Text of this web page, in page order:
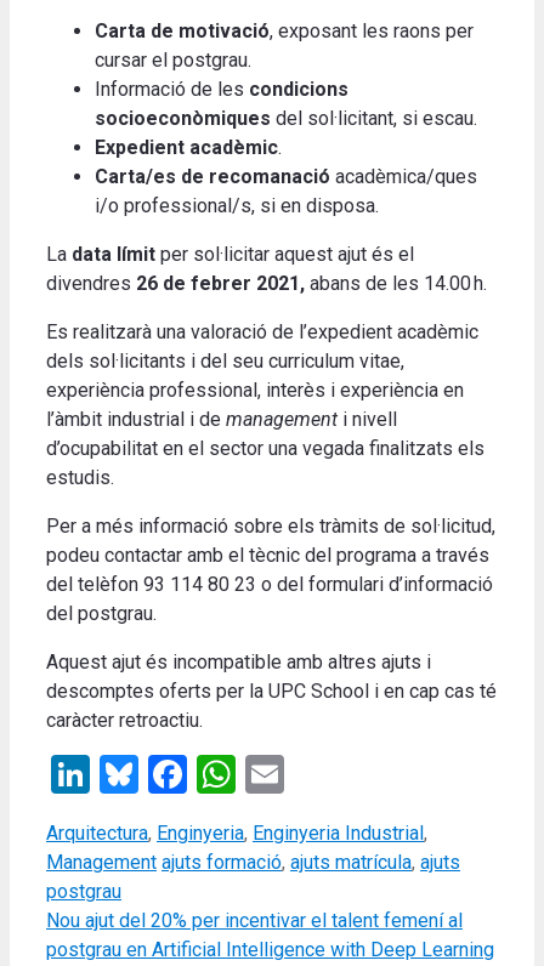
Carta de motivació, exposant les raons per
cursar el postgrau.
Informació de les condicions
socioeconòmiques del sol·licitant, si escau.
Expedient acadèmic.
Carta/es de recomanació acadèmica/ques
i/o professional/s, si en disposa.
La data límit per sol·licitar aquest ajut és el
divendres 26 de febrer 2021, abans de les 14.00 h.
Es realitzarà una valoració de l’expedient acadèmic
dels sol·licitants i del seu curriculum vitae,
experiència professional, interès i experiència en
l’àmbit industrial i de management i nivell
d’ocupabilitat en el sector una vegada finalitzats els
estudis.
Per a més informació sobre els tràmits de sol·licitud,
podeu contactar amb el tècnic del programa a través
del telèfon 93 114 80 23 o del formulari d’informació
del postgrau.
Aquest ajut és incompatible amb altres ajuts i
descomptes oferts per la UPC School i en cap cas té
caràcter retroactiu.
LinkedIn
Bluesky
Facebook
WhatsApp
Categories
Arquitectura, Enginyeria, Enginyeria Industrial ,
Management Tags
ajuts formació, ajuts matrícula, ajuts
postgrau
Nou ajut del 20% per incentivar el talent femení al
postgrau en Artificial Intelligence with Deep Learning